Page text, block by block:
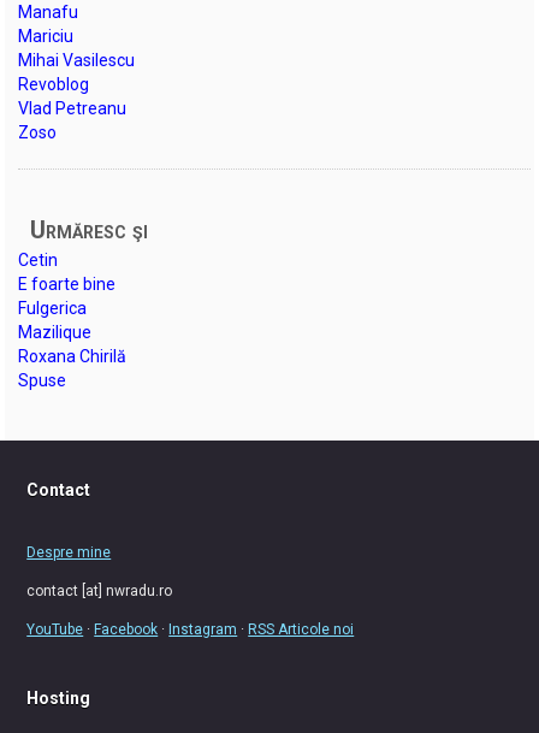
Manafu
Mariciu
Mihai Vasilescu
Revoblog
Vlad Petreanu
Zoso
Urmăresc şi
Cetin
E foarte bine
Fulgerica
Mazilique
Roxana Chirilă
Spuse
Contact
Despre mine
contact [at] nwradu.ro
YouTube ·Facebook ·Instagram ·RSS Articole noi
Hosting